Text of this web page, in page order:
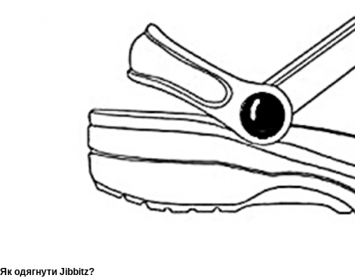
Як одягнути Jibbitz?